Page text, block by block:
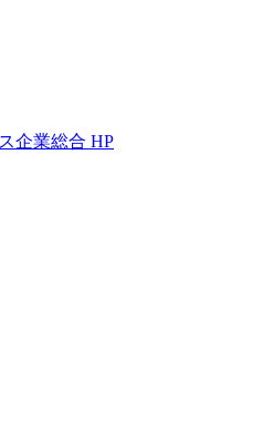
企業総合 HP